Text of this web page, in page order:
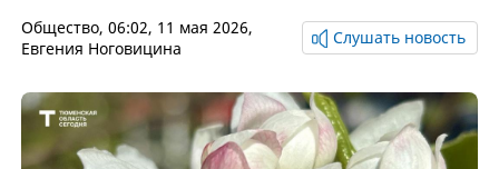
Общество, 06:02, 11 мая 2026,
Евгения Ноговицина
Слушать новость